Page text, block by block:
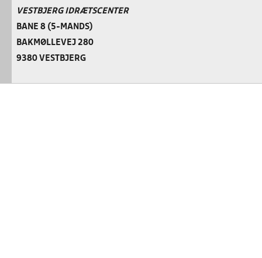
VESTBJERG IDRÆTSCENTER
BANE 8 (5-MANDS)
BAKMØLLEVEJ 280
9380 VESTBJERG